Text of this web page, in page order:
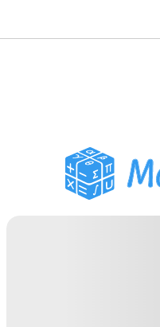
PDF होमवर्क सहायक
अध्ययन उपकरण